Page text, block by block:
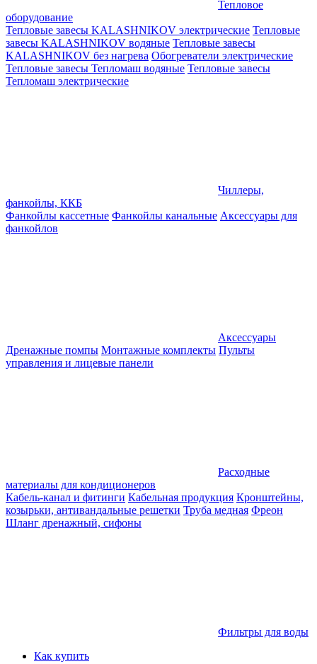
Тепловое
оборудование
Тепловые завесы KALASHNIKOV электрические Тепловые
завесы KALASHNIKOV водяные Тепловые завесы
KALASHNIKOV без нагрева Обогреватели электрические
Тепловые завесы Тепломаш водяные Тепловые завесы
Тепломаш электрические
Чиллеры,
фанкойлы, ККБ
Фанкойлы кассетные Фанкойлы канальные Аксессуары для
фанкойлов
Аксессуары
Дренажные помпы Монтажные комплекты Пульты
управления и лицевые панели
Расходные
материалы для кондиционеров
Кабель-канал и фитинги Кабельная продукция Кронштейны,
козырьки, антивандальные решетки Труба медная Фреон
Шланг дренажный, сифоны
Фильтры для воды
Как купить